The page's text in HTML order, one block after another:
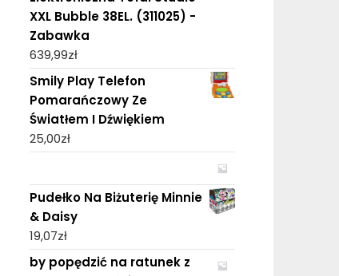
XXL Bubble 38EL. (311025) -
Zabawka
639,99zł
Smily Play Telefon
Pomarańczowy Ze
Światłem I Dźwiękiem
25,00zł
Pudełko Na Biżuterię Minnie
& Daisy
19,07zł
by popędzić na ratunek z